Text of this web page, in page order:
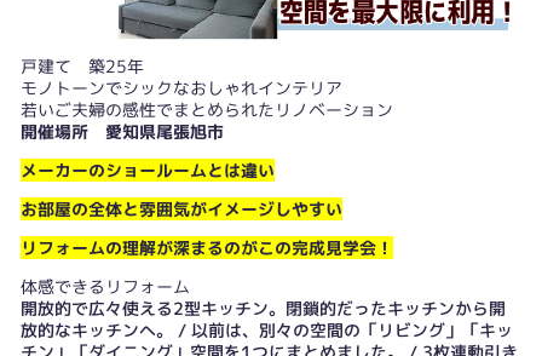
戸建て 築25年
モノトーンでシックなおしゃれインテリア
若いご夫婦の感性でまとめられたリノベーション
開催場所 愛知県尾張旭市
メーカーのショールームとは違い
お部屋の全体と雰囲気がイメージしやすい
リフォームの理解が深まるのがこの完成見学会！
体感できるリフォーム
開放的で広々使える2型キッチン。閉鎖的だったキッチンから開
放的なキッチンへ。 / 以前は、別々の空間の「リビング」「キッ